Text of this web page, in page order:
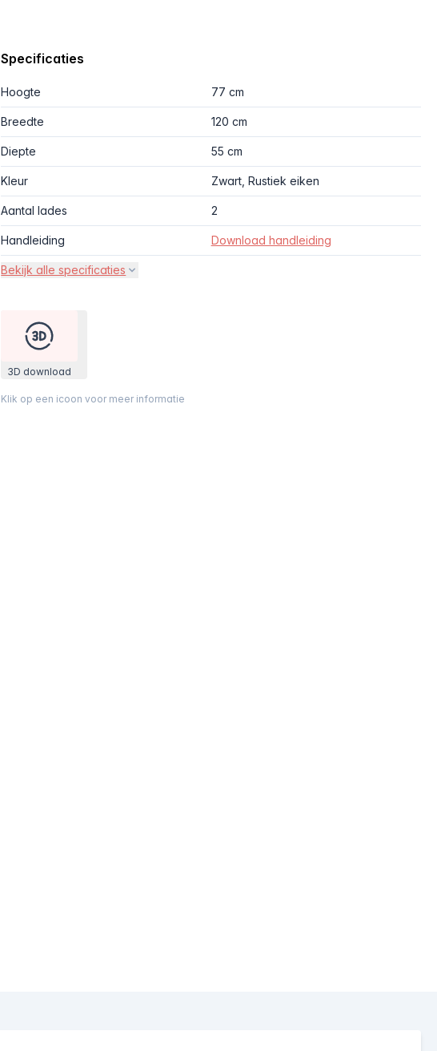
Specificaties
Hoogte 77 cm
Breedte 120 cm
Diepte 55 cm
Kleur Zwart, Rustiek eiken
Aantal lades 2
Handleiding Download handleiding
Bekijk alle specificaties
3D download
Klik op een icoon voor meer informatie